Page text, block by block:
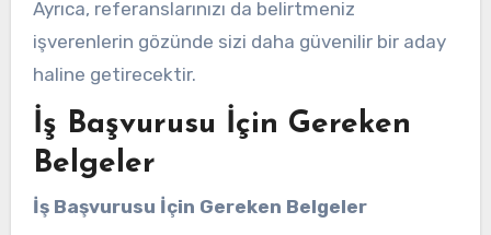
Ayrıca, referanslarınızı da belirtmeniz
işverenlerin gözünde sizi daha güvenilir bir aday
haline getirecektir.
İş Başvurusu İçin Gereken
Belgeler
İş Başvurusu İçin Gereken Belgeler